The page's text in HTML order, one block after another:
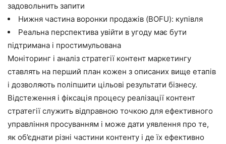
задовольнить запити
Нижня частина воронки продажів (BOFU): купівля
Реальна перспектива увійти в угоду має бути
підтримана і простимульована
Моніторинг і аналіз стратегії контент маркетингу
ставлять на перший план кожен з описаних вище етапів
і дозволяють поліпшити цільові результати бізнесу.
Відстеження і фіксація процесу реалізації контент
стратегії служить відправною точкою для ефективного
управління просуванням і може дати уявлення про те,
як об’єднати різні частини контенту і де їх ефективно